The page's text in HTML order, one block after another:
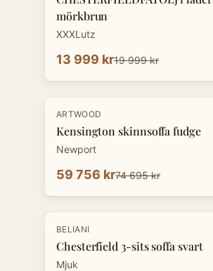
mörkbrun
XXXLutz
13 999 kr19 999 kr
-20%
ARTWOOD
Kensington skinnsoffa fudge
Newport
59 756 kr74 695 kr
-10 %
BELIANI
Chesterfield 3-sits soffa svart
Mjuk